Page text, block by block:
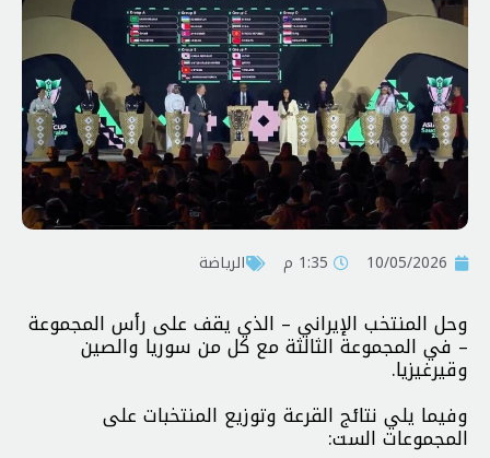
10/05/2026 1:35 م الرياضة
وحل المنتخب الإيراني – الذي يقف على رأس المجموعة
– في المجموعة الثالثة مع كل من سوريا والصين
وقيرغيزيا.
وفيما يلي نتائج القرعة وتوزيع المنتخبات على
المجموعات الست: